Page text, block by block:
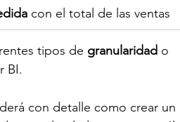
con el total de las ventas
tipos de granularidad o
BI.
con detalle como crear un